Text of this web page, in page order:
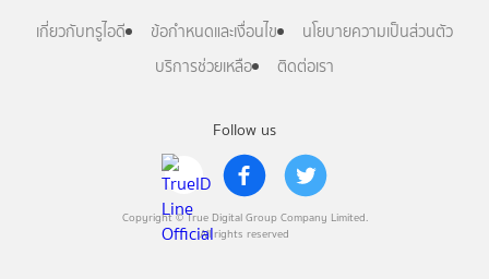
Follow us
Copyright © True Digital Group Company Limited.
All rights reserved
เกี่ยวกับทรูไอดี ข้อกำหนดและเงื่อนไข
นโยบายความเป็นส่วนตัว
บริการช่วยเหลือ
ติดต่อเรา